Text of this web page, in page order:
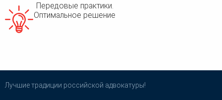
Передовые практики.
Оптимальное решение
Лучшие традиции российской адвокатуры!